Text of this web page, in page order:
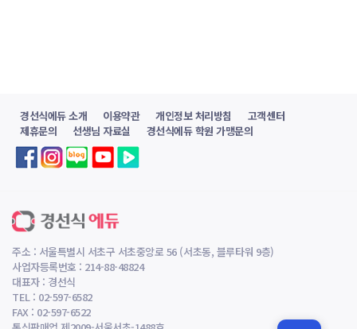
경선식에듀 소개 이용약관 개인정보 처리방침
고객센터
제휴문의
선생님 자료실 경선식에듀 학원 가맹문의
주소 : 서울특별시 서초구 서초중앙로 56 (서초동, 블루타워 9층)
사업자등록번호 : 214-88-48824
대표자 : 경선식
TEL : 02-597-6582
FAX : 02-597-6522